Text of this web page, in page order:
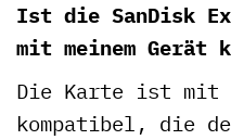
Ist die SanDisk
mit meinem Gerät
Die Karte ist mit
kompatibel, die